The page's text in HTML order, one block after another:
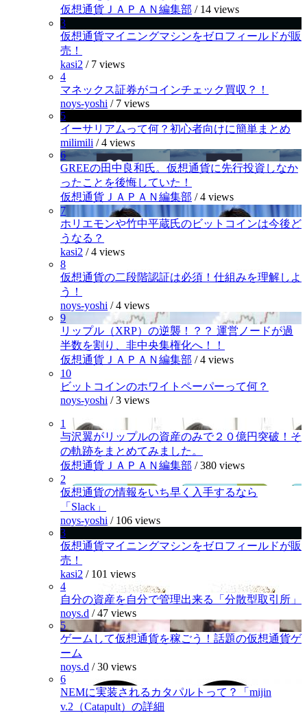
仮想通貨ＪＡＰＡＮ編集部 / 14 views
3
仮想通貨マイニングマシンをゼロフィールドが販
売！
kasi2 / 7 views
4
マネックス証券がコインチェック買収？！
noys-yoshi / 7 views
5
イーサリアムって何？初心者向けに簡単まとめ
milimili /4 views
6
GREEの田中良和氏。仮想通貨に先行投資しなか
ったことを後悔していた！
仮想通貨ＪＡＰＡＮ編集部 /4 views
7
ホリエモンや竹中平蔵氏のビットコインは今後ど
うなる？
kasi2 /4 views
8
仮想通貨の二段階認証は必須！仕組みを理解しよ
う！
noys-yoshi /4 views
9
リップル（XRP）の逆襲！？？ 運営ノードが過
半数を割り、非中央集権化へ！！
仮想通貨ＪＡＰＡＮ編集部 /4 views
10
ビットコインのホワイトペーパーって何？
noys-yoshi /3 views
1
与沢翼がリップルの資産のみで２０億円突破！そ
の軌跡をまとめてみました。
仮想通貨ＪＡＰＡＮ編集部 /380 views
2
仮想通貨の情報をいち早く入手するなら
「Slack」
noys-yoshi / 106 views
3
仮想通貨マイニングマシンをゼロフィールドが販
売！
kasi2 / 101 views
4
自分の資産を自分で管理出来る「分散型取引所」
noys.d /47 views
5
ゲームして仮想通貨を稼ごう！話題の仮想通貨ゲ
ーム
noys.d /30 views
6
NEMに実装されるカタパルトって？「mijin
v.2（Catapult）の詳細